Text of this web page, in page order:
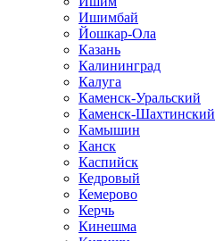
Ишимбай
Йошкар-Ола
Казань
Калининград
Калуга
Каменск-Уральский
Каменск-Шахтинский
Камышин
Канск
Каспийск
Кедровый
Кемерово
Керчь
Кинешма